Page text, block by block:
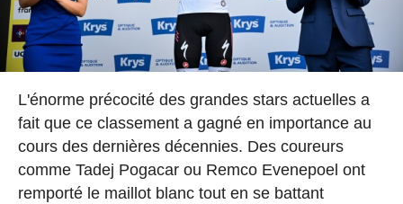
L'énorme précocité des grandes stars actuelles a
fait que ce classement a gagné en importance au
cours des dernières décennies. Des coureurs
comme Tadej Pogacar ou Remco Evenepoel ont
remporté le maillot blanc tout en se battant